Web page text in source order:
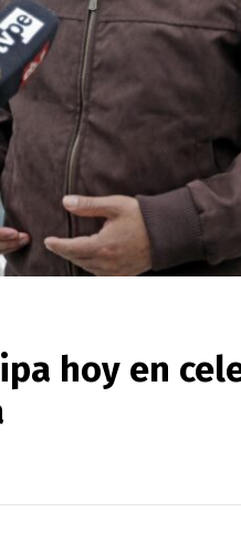
hoy en